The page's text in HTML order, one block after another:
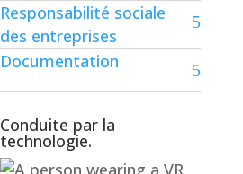
Responsabilité sociale
des entreprises
Documentation
Conduite par la
technologie.